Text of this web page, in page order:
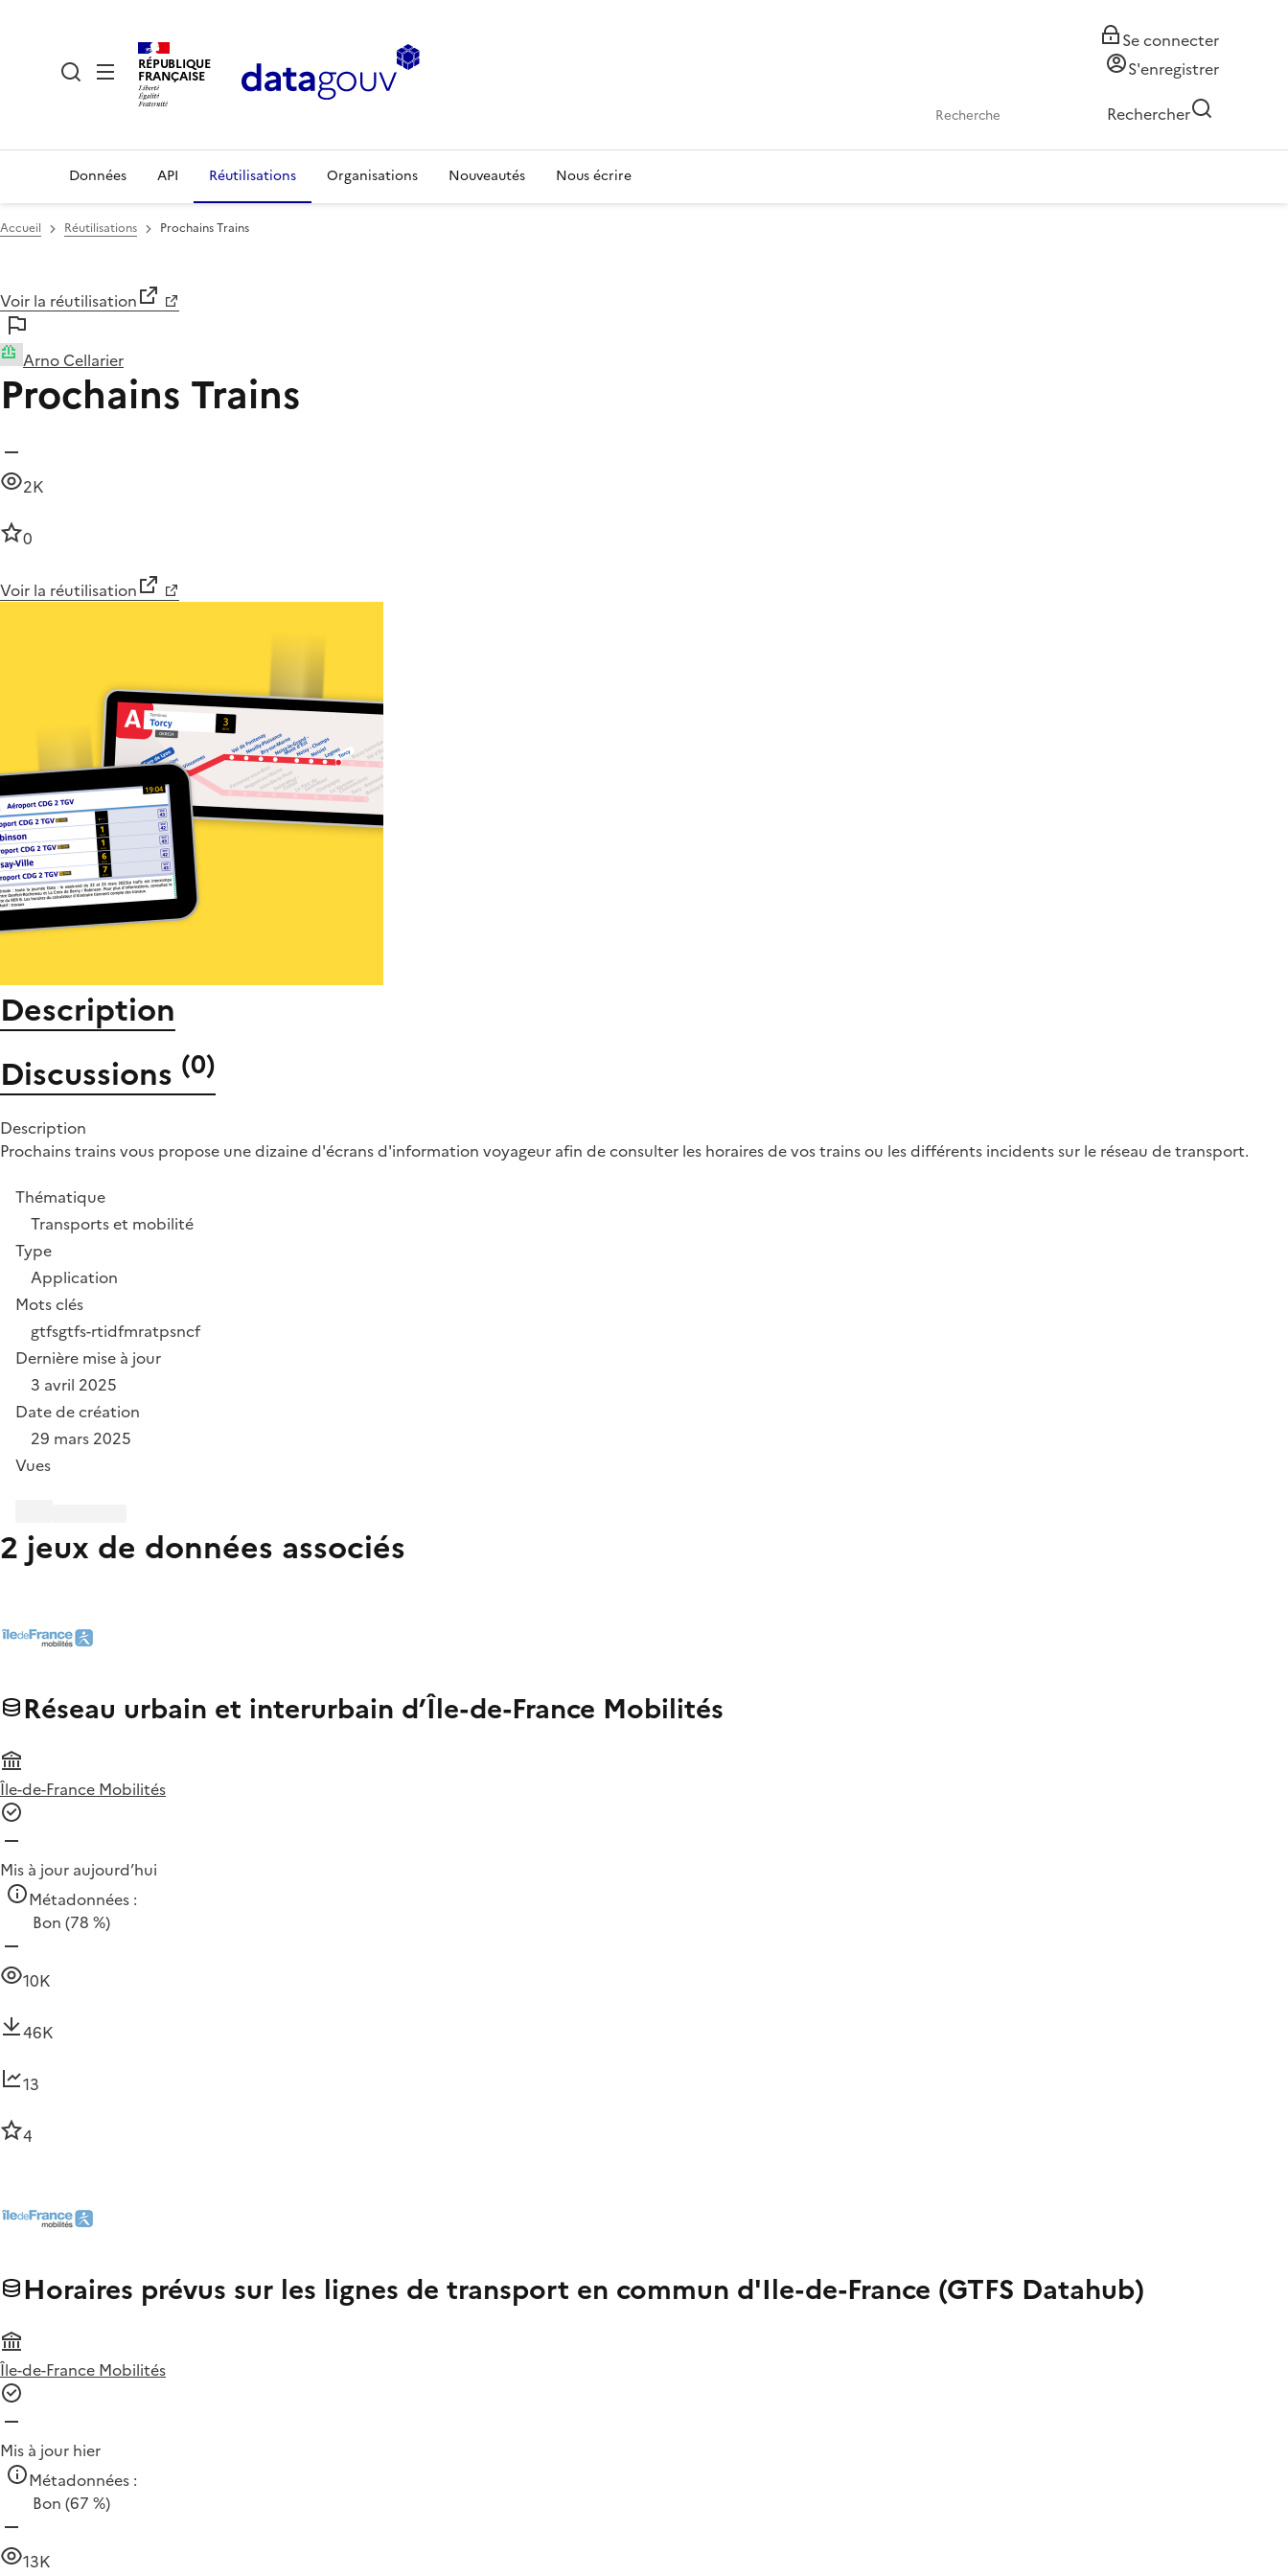
RÉPUBLIQUE
FRANÇAISE
Se connecter
S'enregistrer
Rechercher
Données API Réutilisations Organisations Nouveautés Nous écrire
Accueil Réutilisations Prochains Trains
Voir la réutilisation
Arno Cellarier
Prochains Trains
2K
0
Voir la réutilisation
Description
Discussions (0)
Description
Prochains trains vous propose une dizaine d'écrans d'information voyageur afin de consulter les horaires de vos trains ou les différents incidents sur le réseau de transport.
Thématique
Transports et mobilité
Type
Application
Mots clés
gtfsgtfs-rtidfmratpsncf
Dernière mise à jour
3 avril 2025
Date de création
29 mars 2025
Vues
2 jeux de données associés
Réseau urbain et interurbain d’Île-de-France Mobilités
Île-de-France Mobilités
Mis à jour aujourd’hui
Métadonnées :
Bon (78 %)
10K
46K
13
4
Horaires prévus sur les lignes de transport en commun d'Ile-de-France (GTFS Datahub)
Île-de-France Mobilités
Mis à jour hier
Métadonnées :
Bon (67 %)
13K